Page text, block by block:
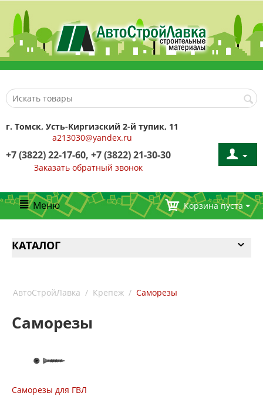
г. Томск, Усть-Киргизский 2-й тупик, 11
a213030@yandex.ru
+7 (3822) 22-17-60, +7 (3822) 21-30-30
Заказать обратный звонок
Меню Корзина пуста
КАТАЛОГ
АвтоСтройЛавка / Крепеж / Саморезы
Саморезы
Саморезы для ГВЛ